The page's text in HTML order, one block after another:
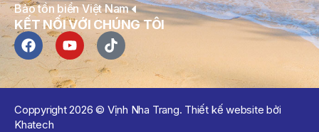
Bảo tồn biển Việt Nam
KẾT NỐI VỚI CHÚNG TÔI
Coppyright 2026 © Vịnh Nha Trang. Thiết kế website bởi
Khatech